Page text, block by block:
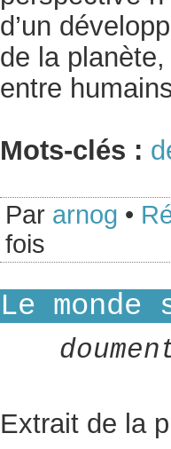
d’un
de la
entre
Mots-clés :
Par arnog •
fois
Le monde
Extrait de la